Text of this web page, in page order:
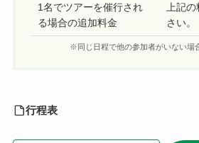
1名でツアーを催行され
る場合の追加料金
上記
さい。
※同じ日程で他の参加者がいない場
行程表